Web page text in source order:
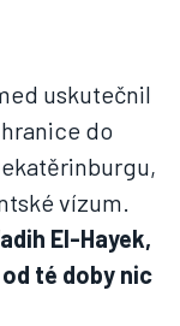
uskutečnil
do
vízum.
El-Hayek,
té doby nic